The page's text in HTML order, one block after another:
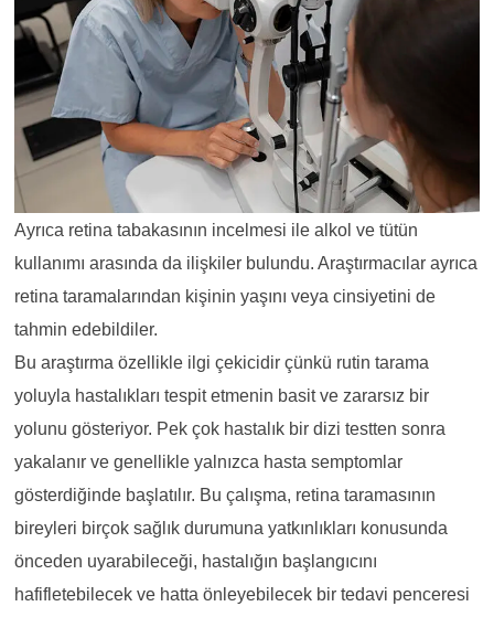
Ayrıca retina tabakasının incelmesi ile alkol ve tütün
kullanımı arasında da ilişkiler bulundu. Araştırmacılar ayrıca
retina taramalarından kişinin yaşını veya cinsiyetini de
tahmin edebildiler.
Bu araştırma özellikle ilgi çekicidir çünkü rutin tarama
yoluyla hastalıkları tespit etmenin basit ve zararsız bir
yolunu gösteriyor. Pek çok hastalık bir dizi testten sonra
yakalanır ve genellikle yalnızca hasta semptomlar
gösterdiğinde başlatılır. Bu çalışma, retina taramasının
bireyleri birçok sağlık durumuna yatkınlıkları konusunda
önceden uyarabileceği, hastalığın başlangıcını
hafifletebilecek ve hatta önleyebilecek bir tedavi penceresi